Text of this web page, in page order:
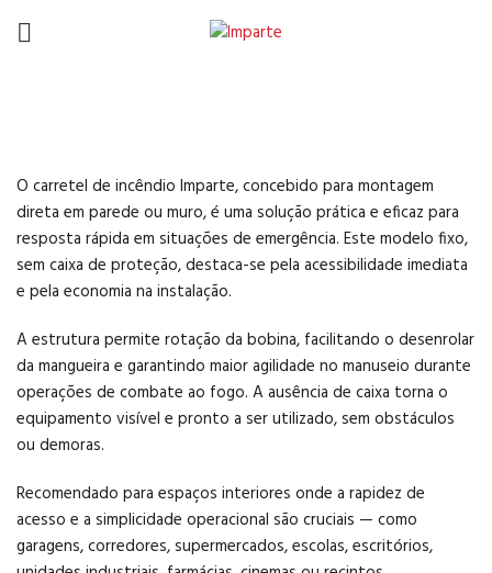
O carretel de incêndio Imparte, concebido para montagem
direta em parede ou muro, é uma solução prática e eficaz para
resposta rápida em situações de emergência. Este modelo fixo,
sem caixa de proteção, destaca-se pela acessibilidade imediata
e pela economia na instalação.
A estrutura permite rotação da bobina, facilitando o desenrolar
da mangueira e garantindo maior agilidade no manuseio durante
operações de combate ao fogo. A ausência de caixa torna o
equipamento visível e pronto a ser utilizado, sem obstáculos
ou demoras.
Recomendado para espaços interiores onde a rapidez de
acesso e a simplicidade operacional são cruciais — como
garagens, corredores, supermercados, escolas, escritórios,